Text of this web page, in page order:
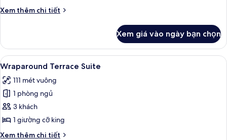
Xem thêm chi tiết
Chi
Terrace
Suite
Fountain
Xem giá vào ngày bạn chọn
Xem
tất
cả
ảnh
Wraparound
Terrace
Suite
Bộ trải giường bằng vải cotton Ai
4
Wraparound Terrace Suite
111 mét vuông
1 phòng ngủ
3 khách
1 giường cỡ king
Xem thêm chi tiết
Chi